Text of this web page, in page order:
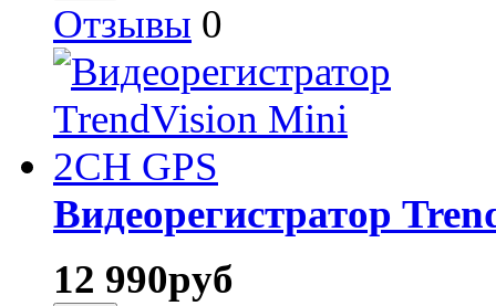
Отзывы 0
Видеорегистратор
12 990руб